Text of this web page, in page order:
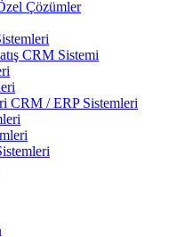
Çözümler
CRM Sistemi
CRM / ERP Sistemleri